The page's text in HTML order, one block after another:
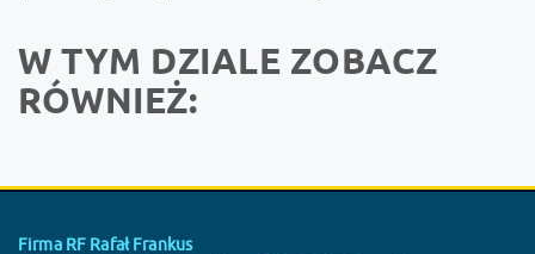
W TYM DZIALE ZOBACZ
RÓWNIEŻ:
Firma RF Rafał Frankus